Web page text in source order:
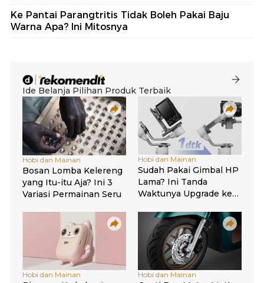
Ke Pantai Parangtritis Tidak Boleh Pakai Baju
Warna Apa? Ini Mitosnya